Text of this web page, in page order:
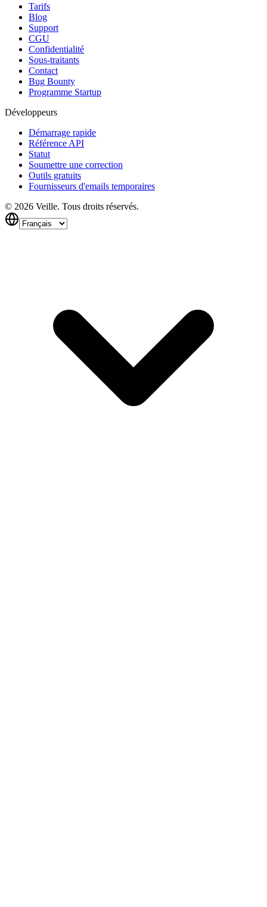
Tarifs
Blog
Support
CGU
Confidentialité
Sous-traitants
Contact
Bug Bounty
Programme Startup
Développeurs
Démarrage rapide
Référence API
Statut
Soumettre une correction
Outils gratuits
Fournisseurs d'emails temporaires
© 2026 Veille. Tous droits réservés.